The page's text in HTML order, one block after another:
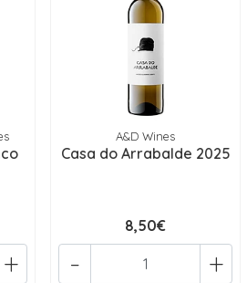
+
A&D Wines
Casa do Arrabalde 2025
8,50€
+
-